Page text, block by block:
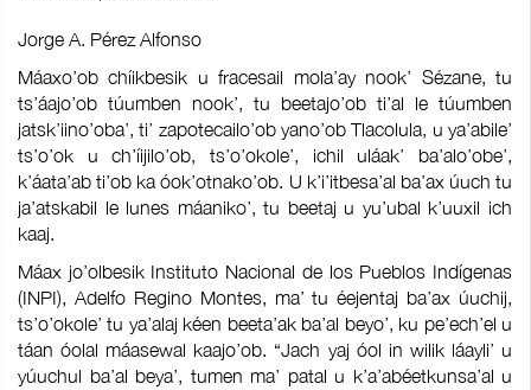
Jorge A. Pérez Alfonso
Máaxo’ob chíikbesik u fracesail mola’ay nook’ Sézane, tu
ts’áajo’ob túumben nook’, tu beetajo’ob ti’al le túumben
jatsk’iino’oba’, ti’ zapotecailo’ob yano’ob Tlacolula, u ya’abile’
ts’o’ok u ch’íijilo’ob, ts’o’okole’, ichil uláak’ ba’alo’obe’,
k’áata’ab ti’ob ka óok’otnako’ob. U k’i’itbesa’al ba’ax úuch tu
ja’atskabil le lunes máaniko’, tu beetaj u yu’ubal k’uuxil ich
kaaj.
Máax jo’olbesik Instituto Nacional de los Pueblos Indígenas
(INPI), Adelfo Regino Montes, ma’ tu éejentaj ba’ax úuchij,
ts’o’okole’ tu ya’alaj kéen beeta’ak ba’al beyo’, ku pe’ech’el u
táan óolal máasewal kaajo’ob. “Jach yaj óol in wilik láayli’ u
yúuchul ba’al beya’, tumen ma’ patal u k’a’abéetkunsa’al u